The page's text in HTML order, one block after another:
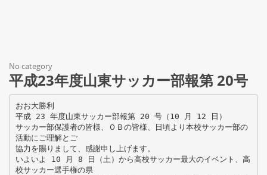
No category
平成23年度山東サッカー部報第 20号
おお大勝利
平成 23 年度山東サッカー部報第 20 号（10 月 12 日）
サッカー部保護者の皆様、ＯＢの皆様、日頃より本校サッカー部の
活動にご理解とご
協力を賜りまして、感謝申し上げます。
いよいよ 10 月 8 日（土）から高校サッカー最大のイベント、高
校サッカー選手権の県